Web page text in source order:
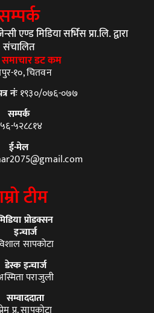
एण्ड मिडिया सर्भिस प्रा.लि. द्वारा
संचालित
डट कम
१०, चितवन
नंः१९३०/०७६-०७७
सम्पर्क
५२८८१४
ई-मेल
टीम
प्रोडक्सन
इन्चार्ज
सापकोटा
डेस्क इन्चार्ज
पराजुली
सम्वाददाता